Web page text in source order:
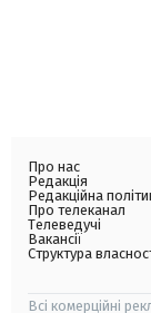
Про нас
Редакція
Редакційна
Про телеканал
Телеведучі
Вакансії
Структура
Всі комерційні